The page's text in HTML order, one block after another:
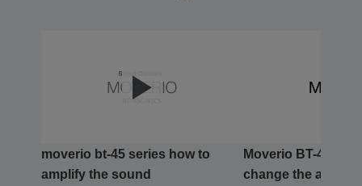
moverio bt-45 series how to
amplify the sound
Moverio BT-45
change the